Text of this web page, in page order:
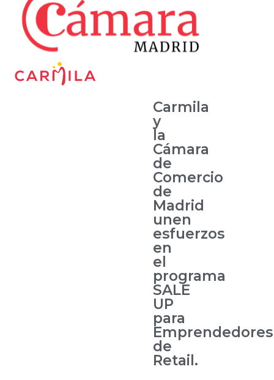
Carmila
y
la
Cámara
de
Comercio
de
Madrid
unen
esfuerzos
en
el
programa
SALE
UP
para
Emprendedores
de
Retail.